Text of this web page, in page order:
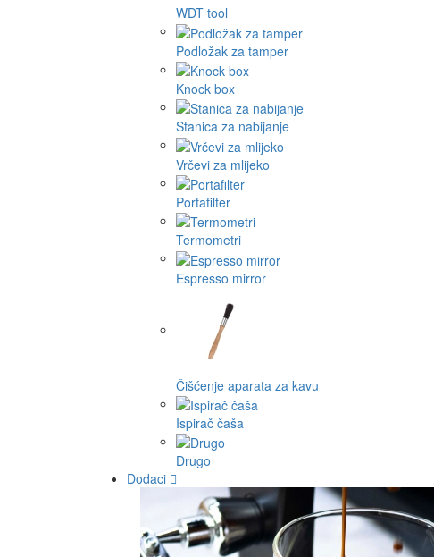
WDT tool
Podložak za tamper
Knock box
Stanica za nabijanje
Vrčevi za mlijeko
Portafilter
Termometri
Espresso mirror
Čišćenje aparata za kavu
Ispirač čaša
Drugo
Dodaci